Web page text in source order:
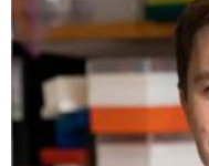
კატეგორიის